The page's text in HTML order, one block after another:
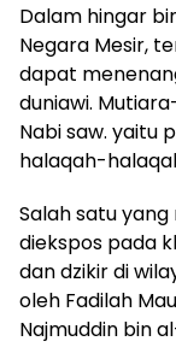
Dalam hingar
Negara Mesir,
dapat
duniawi.
Nabi saw. yaitu
halaqah-
Salah satu
diekspos pada
dan dzikir di
oleh Fadilah
Najmuddin bin